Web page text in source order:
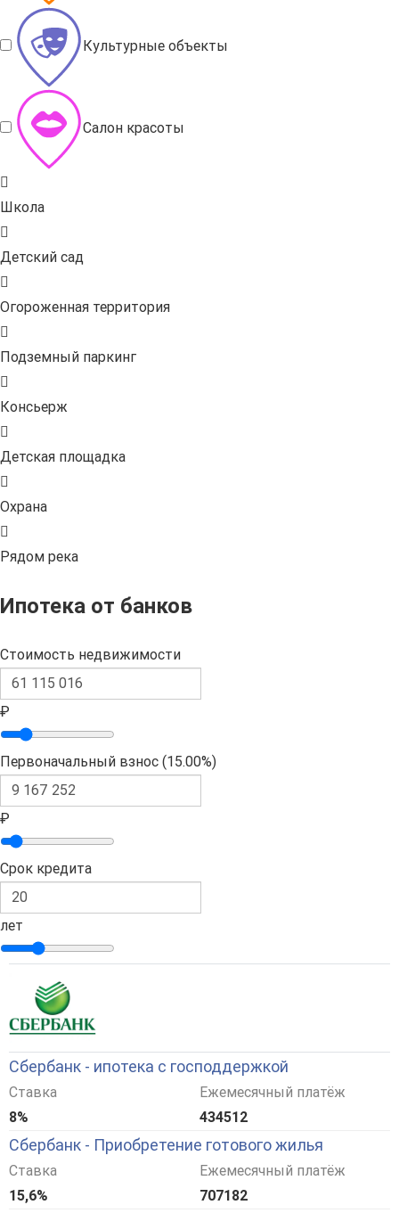
Культурные объекты
Салон красоты
Школа
Детский сад
Огороженная территория
Подземный паркинг
Консьерж
Детская площадка
Охрана
Рядом река
Ипотека от банков
Стоимость недвижимости
₽
Первоначальный взнос (15.00%)
₽
Срок кредита
лет
Сбербанк - ипотека с господдержкой
Ставка
8%
Ежемесячный платёж
434512
Сбербанк - Приобретение готового жилья
Ставка
15,6%
Ежемесячный платёж
707182